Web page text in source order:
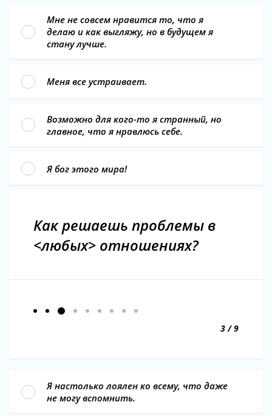
Мне не совсем нравится то, что я
делаю и как выгляжу, но в будущем я
стану лучше.
Меня все устраивает.
Возможно для кого-то я странный, но
главное, что я нравлюсь себе.
Я бог этого мира!
Как решаешь проблемы в
<любых> отношениях?
3 / 9
Я настолько лоялен ко всему, что даже
не могу вспомнить.